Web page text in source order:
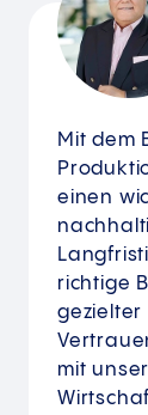
Mit dem
einen
richtige
gezielter
mit